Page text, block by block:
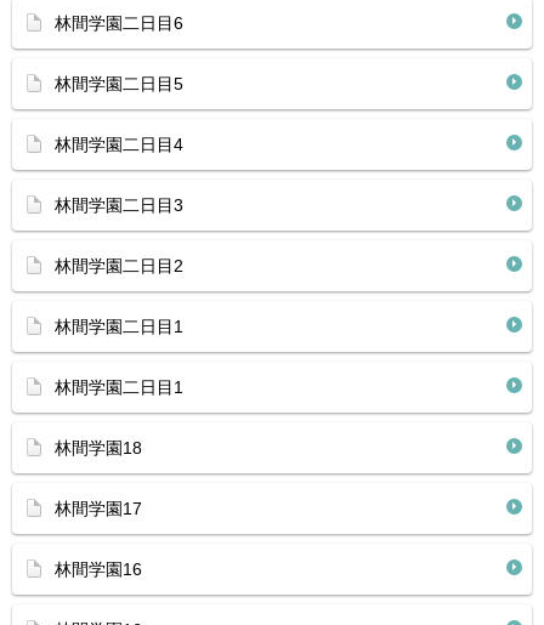
林間学園二日目6
林間学園二日目5
林間学園二日目4
林間学園二日目3
林間学園二日目2
林間学園二日目1
林間学園二日目1
林間学園18
林間学園17
林間学園16